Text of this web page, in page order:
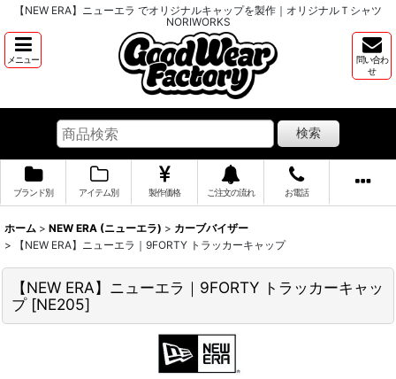
【NEW ERA】ニューエラ でオリジナルキャップを製作｜オリジナルＴシャツ
NORIWORKS
メニュー
問い合わ
せ
検索
ブランド別 アイテム別 製作価格 ご注文の流れ お電話
ホーム > NEW ERA (ニューエラ) > カーブバイザー
>
【NEW ERA】ニューエラ｜9FORTY トラッカーキャップ
【NEW ERA】ニューエラ｜9FORTY トラッカーキャッ
プ [NE205]